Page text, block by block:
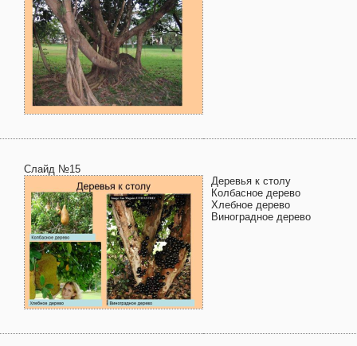
Слайд №15
Деревья к столу
Колбасное дерево
Хлебное дерево
Виноградное дерево